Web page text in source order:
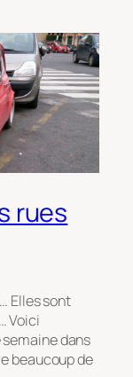
rues
Elles sont
Voici
dans
beaucoup de